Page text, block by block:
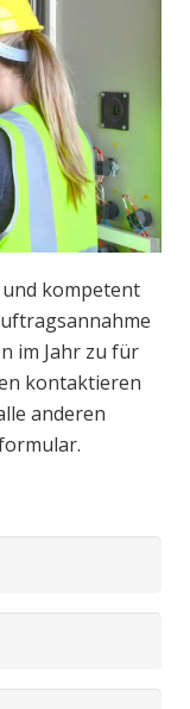
kompetent
anderen